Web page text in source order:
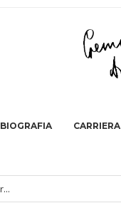
BIOGRAFIA CARRIERA